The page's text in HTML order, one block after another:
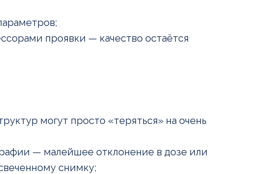
проявки — качество остаётся
могут просто «теряться» на очень
— малейшее отклонение в дозе или
снимку;